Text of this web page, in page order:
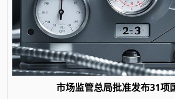
市场监管总局批准发布31项